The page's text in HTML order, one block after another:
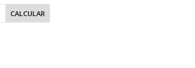
CALCULAR